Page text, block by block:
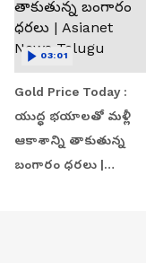
Gold Price Today :
యుద్ధ భయాలతో మళ్లీ
ఆకాశాన్ని తాకుతున్న
బంగారం ధరలు |
03:01